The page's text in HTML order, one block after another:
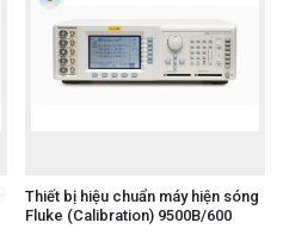
Thiết bị hiệu chuẩn máy hiện sóng
Fluke (Calibration) 9500B/600